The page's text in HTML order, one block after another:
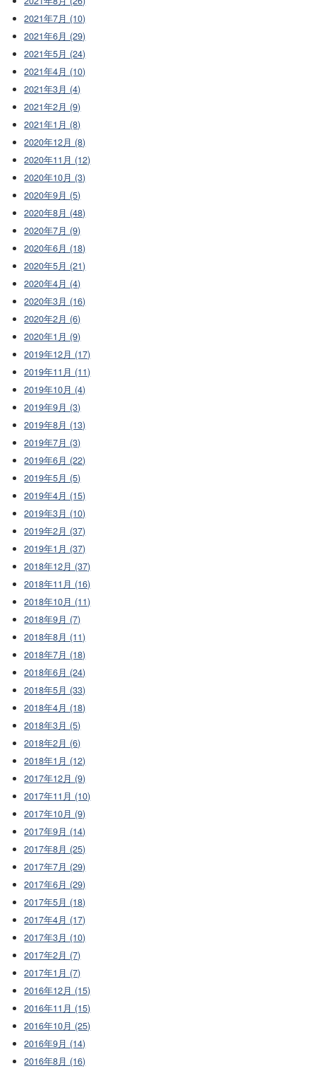
2021年7月 (10)
2021年6月 (29)
2021年5月 (24)
2021年4月 (10)
2021年3月 (4)
2021年2月 (9)
2021年1月 (8)
2020年12月 (8)
2020年11月 (12)
2020年10月 (3)
2020年9月 (5)
2020年8月 (48)
2020年7月 (9)
2020年6月 (18)
2020年5月 (21)
2020年4月 (4)
2020年3月 (16)
2020年2月 (6)
2020年1月 (9)
2019年12月 (17)
2019年11月 (11)
2019年10月 (4)
2019年9月 (3)
2019年8月 (13)
2019年7月 (3)
2019年6月 (22)
2019年5月 (5)
2019年4月 (15)
2019年3月 (10)
2019年2月 (37)
2019年1月 (37)
2018年12月 (37)
2018年11月 (16)
2018年10月 (11)
2018年9月 (7)
2018年8月 (11)
2018年7月 (18)
2018年6月 (24)
2018年5月 (33)
2018年4月 (18)
2018年3月 (5)
2018年2月 (6)
2018年1月 (12)
2017年12月 (9)
2017年11月 (10)
2017年10月 (9)
2017年9月 (14)
2017年8月 (25)
2017年7月 (29)
2017年6月 (29)
2017年5月 (18)
2017年4月 (17)
2017年3月 (10)
2017年2月 (7)
2017年1月 (7)
2016年12月 (15)
2016年11月 (15)
2016年10月 (25)
2016年9月 (14)
2016年8月 (16)